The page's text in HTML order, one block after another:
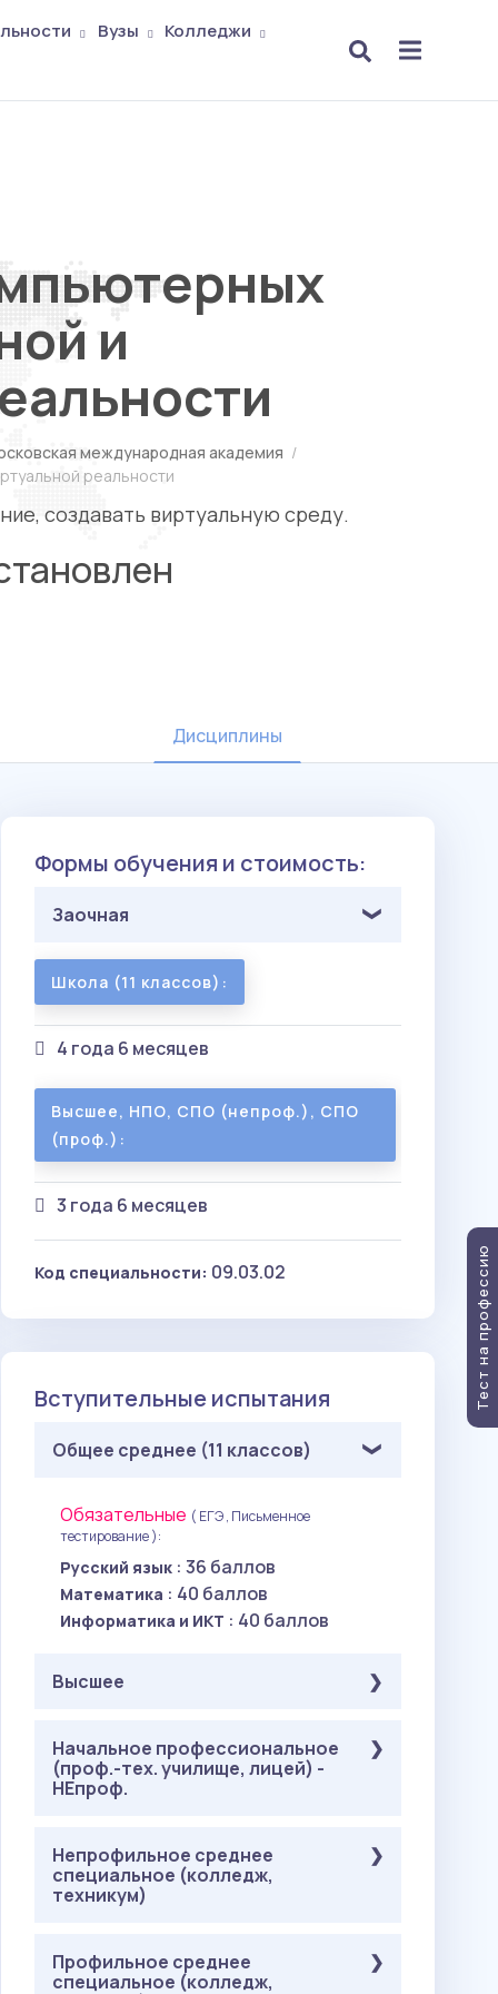
Вузы
Колледжи
и
международная академия /
реальности
создавать виртуальную среду.
Дисциплины
Формы обучения и стоимость:
Заочная
Школа (11 классов):
4 года 6 месяцев
Высшее, НПО, СПО (непроф.), СПО
(проф.):
3 года 6 месяцев
Код специальности: 09.03.02
Вступительные испытания
Общее среднее (11 классов)
Обязательные ( ЕГЭ , Письменное
тестирование ):
Русский язык : 36 баллов
Математика : 40 баллов
Информатика и ИКТ : 40 баллов
Высшее
Обязательные( Письменное тестирование
):
Русский язык
баллов
Информационные технологии
(инженерно-технический профиль)
Начальное профессиональное
(проф.-тех. училище, лицей) -
НЕпроф.
Обязательные ( Письменное тестирование
):
Русский язык
баллов
Информационные технологии
Непрофильное среднее
специальное (колледж,
техникум)
Обязательные( Письменное тестирование
):
Профильное среднее
специальное (колледж,
Тест на профессию